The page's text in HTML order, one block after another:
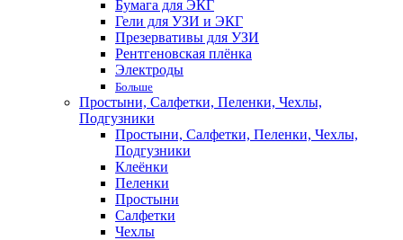
Бумага для ЭКГ
Гели для УЗИ и ЭКГ
Презервативы для УЗИ
Рентгеновская плёнка
Электроды
Больше
Простыни, Салфетки, Пеленки, Чехлы,
Подгузники
Простыни, Салфетки, Пеленки, Чехлы,
Подгузники
Клеёнки
Пеленки
Простыни
Салфетки
Чехлы